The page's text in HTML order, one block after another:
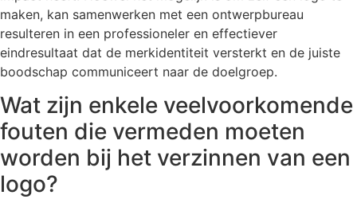
maken, kan samenwerken met een ontwerpbureau
resulteren in een professioneler en effectiever
eindresultaat dat de merkidentiteit versterkt en de juiste
boodschap communiceert naar de doelgroep.
Wat zijn enkele veelvoorkomende
fouten die vermeden moeten
worden bij het verzinnen van een
logo?